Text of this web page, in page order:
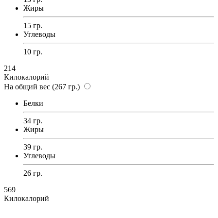
Жиры
15 гр.
Углеводы
10 гр.
214
Килокалорий
На общий вес (267 гр.)
Белки
34 гр.
Жиры
39 гр.
Углеводы
26 гр.
569
Килокалорий